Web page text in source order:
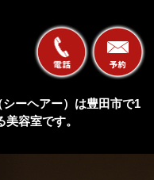
ーヘアー）は豊田市で1
容室です。